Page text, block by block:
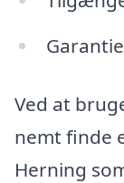
Ved at
nemt finde
Herning